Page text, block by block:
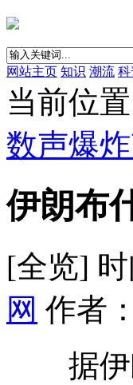
网站主页 知识 潮流 科
当前位
数声爆
伊朗布
[全览] 时
网 作者
据伊朗